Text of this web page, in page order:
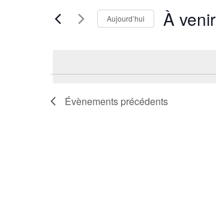
de
par
Aujourd’hui À venir
Évènements précédents